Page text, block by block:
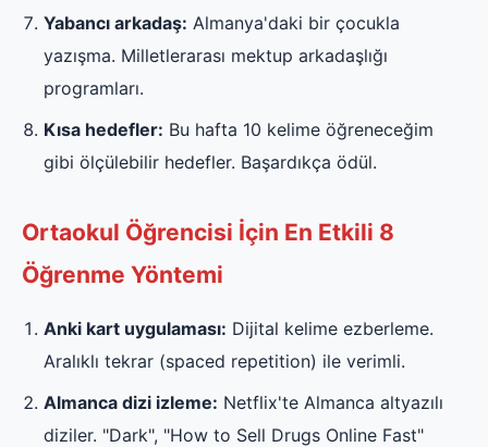
Yabancı arkadaş: Almanya'daki bir çocukla
yazışma. Milletlerarası mektup arkadaşlığı
programları.
Kısa hedefler: Bu hafta 10 kelime öğreneceğim
gibi ölçülebilir hedefler. Başardıkça ödül.
Ortaokul Öğrencisi İçin En Etkili 8
Öğrenme Yöntemi
Anki kart uygulaması: Dijital kelime ezberleme.
Aralıklı tekrar (spaced repetition) ile verimli.
Almanca dizi izleme: Netflix'te Almanca altyazılı
diziler. "Dark", "How to Sell Drugs Online Fast"